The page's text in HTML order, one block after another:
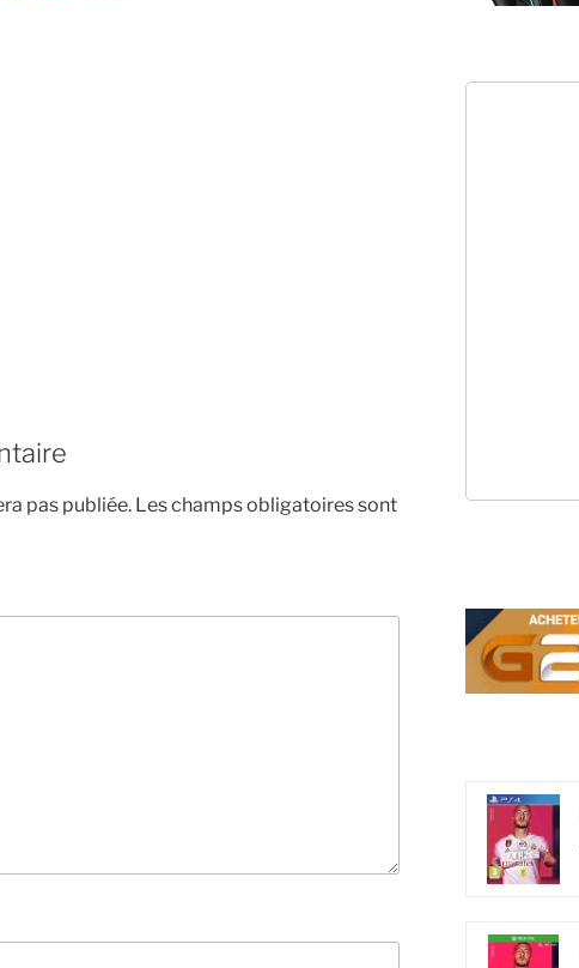
pas publiée. Les champs obligatoires sont